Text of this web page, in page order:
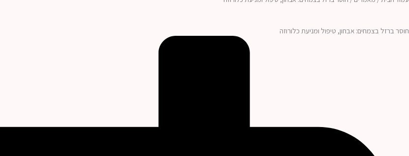
חוסר ברזל בצמחים: אבחון, טיפול ומניעת כלורוזה